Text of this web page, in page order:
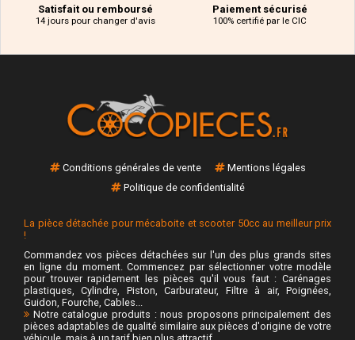
Satisfait ou remboursé
14 jours pour changer d'avis
Paiement sécurisé
100% certifié par le CIC
Conditions générales de vente
Mentions légales
Politique de confidentialité
La pièce détachée pour mécaboite et scooter 50cc au meilleur prix
!
Commandez vos pièces détachées sur l'un des plus grands sites
en ligne du moment. Commencez par sélectionner votre modèle
pour trouver rapidement les pièces qu'il vous faut : Carénages
plastiques, Cylindre, Piston, Carburateur, Filtre à air, Poignées,
Guidon, Fourche, Cables...
Notre catalogue produits : nous proposons principalement des
pièces adaptables de qualité similaire aux pièces d'origine de votre